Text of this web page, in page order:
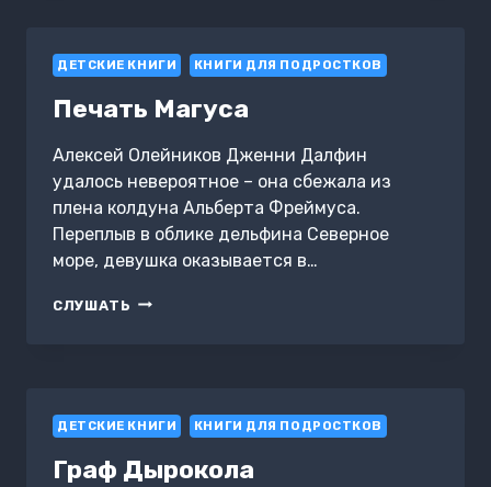
ДЕТСКИЕ КНИГИ КНИГИ ДЛЯ ПОДРОСТКОВ
Печать Магуса
Алексей Олейников Дженни Далфин
удалось невероятное – она сбежала из
плена колдуна Альберта Фреймуса.
Переплыв в облике дельфина Северное
море, девушка оказывается в…
СЛУШАТЬ ПЕЧАТЬ
ДЕТСКИЕ КНИГИ КНИГИ ДЛЯ ПОДРОСТКОВ
Граф Дырокола